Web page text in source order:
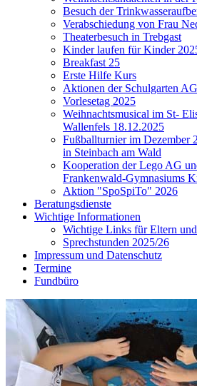
Besuch der
Verabschiedung von Frau
Theaterbesuch in Trebgast
Kinder laufen für Kinder
Breakfast 25
Erste Hilfe Kurs
Aktionen der Schulgarten
Vorlesetag 2025
Weihnachtsmusical im St-
Wallenfels 18.12.2025
Fußballturnier im Dezember
in Steinbach am Wald
Kooperation der Lego AG
Frankenwald-Gymnasiums
Aktion "SpoSpiTo" 2026
Beratungsdienste
Wichtige Informationen
Wichtige Links für Eltern
Sprechstunden 2025/26
Impressum und Datenschutz
Termine
Fundbüro